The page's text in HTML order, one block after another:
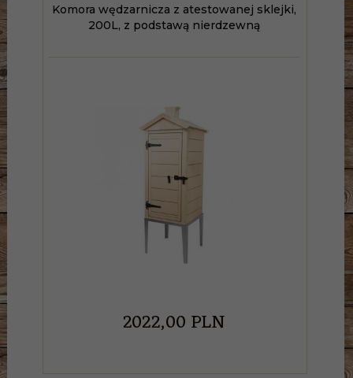
Komora wędzarnicza z atestowanej sklejki,
200L, z podstawą nierdzewną
2022,00PLN